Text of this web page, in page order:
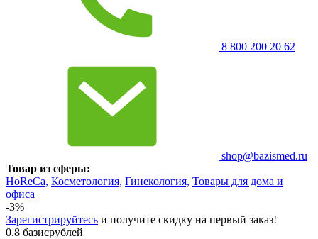
8 800 200 20 62
shop@bazismed.ru
Товар из сферы:
HoReCa, Косметология, Гинекология, Товары для дома и
офиса
-3%
Зарегистрируйтесь и получите скидку на первый заказ!
0.8 базисрублей